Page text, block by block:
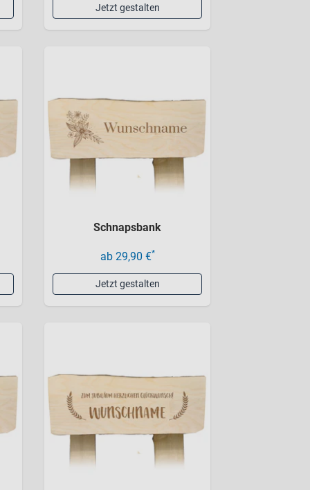
Jetzt gestalten
Schnapsbank
ab 29,90 €*
Jetzt gestalten